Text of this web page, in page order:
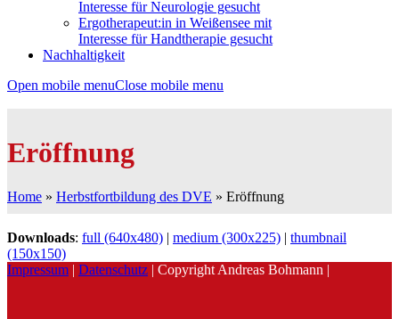
Interesse für Neurologie gesucht
Ergotherapeut:in in Weißensee mit
Interesse für Handtherapie gesucht
Nachhaltigkeit
Open mobile menuClose mobile menu
Eröffnung
Home » Herbstfortbildung des DVE » Eröffnung
Downloads: full (640x480) | medium (300x225) | thumbnail
(150x150)
Impressum | Datenschutz | Copyright Andreas Bohmann |